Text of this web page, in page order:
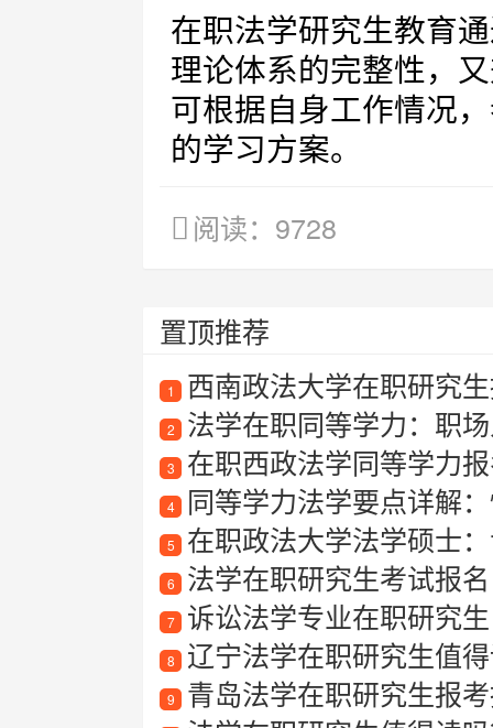
在职法学研究生教育
理论体系的完整性，
可根据自身工作情况
的学习方案。
阅读：9728
置顶推荐
1 西南政法大学在职研究
2 法学在职同等学力：职
3 在职西政法学同等学力
4 同等学力法学要点详解
5 在职政法大学法学硕士
6 法学在职研究生考试报名
7 诉讼法学专业在职研究生
8 辽宁法学在职研究生值得
9 青岛法学在职研究生报考